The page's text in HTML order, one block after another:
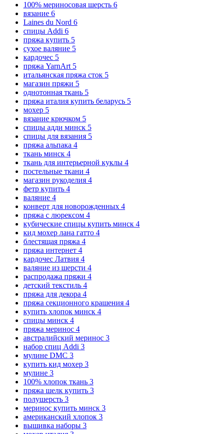
100% мериносовая шерсть 6
вязание 6
Laines du Nord 6
спицы Addi 6
пряжа купить 5
сухое валяние 5
кардочес 5
пряжа YarnArt 5
итальянская пряжа сток 5
магазин пряжи 5
однотонная ткань 5
пряжа италия купить беларусь 5
мохер 5
вязание крючком 5
спицы адди минск 5
спицы для вязания 5
пряжа альпака 4
ткань минск 4
ткань для интерьерной куклы 4
постельные ткани 4
магазин рукоделия 4
фетр купить 4
валяние 4
конверт для новорожденных 4
пряжа с люрексом 4
кубические спицы купить минск 4
кид мохер лана гатто 4
блестящая пряжа 4
пряжа интернет 4
кардочес Латвия 4
валяние из шерсти 4
распродажа пряжи 4
детский текстиль 4
пряжа для декора 4
пряжа секционного крашения 4
купить хлопок минск 4
спицы минск 4
пряжа меринос 4
австралийский меринос 3
набор спиц Addi 3
мулине DMC 3
купить кид мохер 3
мулине 3
100% хлопок ткань 3
пряжа шелк купить 3
полушерсть 3
меринос купить минск 3
американский хлопок 3
вышивка наборы 3